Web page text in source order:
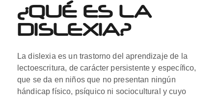
¿QUÉ ES LA
DISLEXIA?
La dislexia es un trastorno del aprendizaje de la
lectoescritura, de carácter persistente y específico,
que se da en niños que no presentan ningún
hándicap físico, psíquico ni sociocultural y cuyo